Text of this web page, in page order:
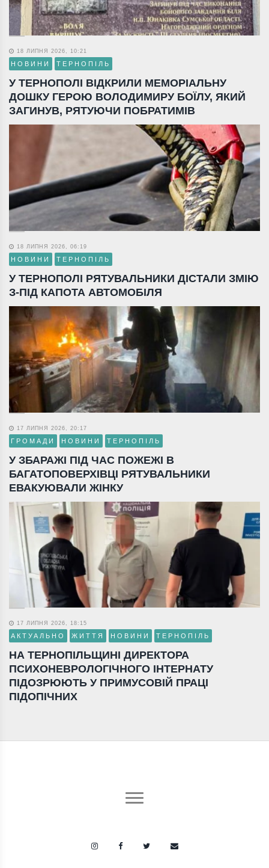
18 ЛИПНЯ 2026, 10:21
НОВИНИ ТЕРНОПІЛЬ
У ТЕРНОПОЛІ ВІДКРИЛИ МЕМОРІАЛЬНУ
ДОШКУ ГЕРОЮ ВОЛОДИМИРУ БОЇЛУ, ЯКИЙ
ЗАГИНУВ, РЯТУЮЧИ ПОБРАТИМІВ
18 ЛИПНЯ 2026, 06:19
НОВИНИ ТЕРНОПІЛЬ
У ТЕРНОПОЛІ РЯТУВАЛЬНИКИ ДІСТАЛИ ЗМІЮ
З-ПІД КАПОТА АВТОМОБІЛЯ
17 ЛИПНЯ 2026, 20:17
ГРОМАДИ НОВИНИ ТЕРНОПІЛЬ
У ЗБАРАЖІ ПІД ЧАС ПОЖЕЖІ В
БАГАТОПОВЕРХІВЦІ РЯТУВАЛЬНИКИ
ЕВАКУЮВАЛИ ЖІНКУ
17 ЛИПНЯ 2026, 18:15
АКТУАЛЬНО ЖИТТЯ НОВИНИ ТЕРНОПІЛЬ
НА ТЕРНОПІЛЬЩИНІ ДИРЕКТОРА
ПСИХОНЕВРОЛОГІЧНОГО ІНТЕРНАТУ
ПІДОЗРЮЮТЬ У ПРИМУСОВІЙ ПРАЦІ
ПІДОПІЧНИХ